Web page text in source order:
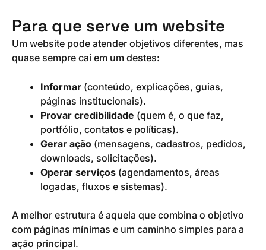
Para que serve um website
Um website pode atender objetivos diferentes, mas
quase sempre cai em um destes:
Informar (conteúdo, explicações, guias,
páginas institucionais).
Provar credibilidade (quem é, o que faz,
portfólio, contatos e políticas).
Gerar ação (mensagens, cadastros, pedidos,
downloads, solicitações).
Operar serviços (agendamentos, áreas
logadas, fluxos e sistemas).
A melhor estrutura é aquela que combina o objetivo
com páginas mínimas e um caminho simples para a
ação principal.